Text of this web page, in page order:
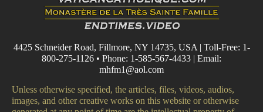
4425 Schneider Road, Fillmore, NY 14735, USA | Toll-Free: 1-
800-275-1126 • Phone: 1-585-567-4433 | Email:
mhfm1@aol.com
Unless otherwise specified, the articles, files, videos, audios,
images, and other creative works on this website or otherwise